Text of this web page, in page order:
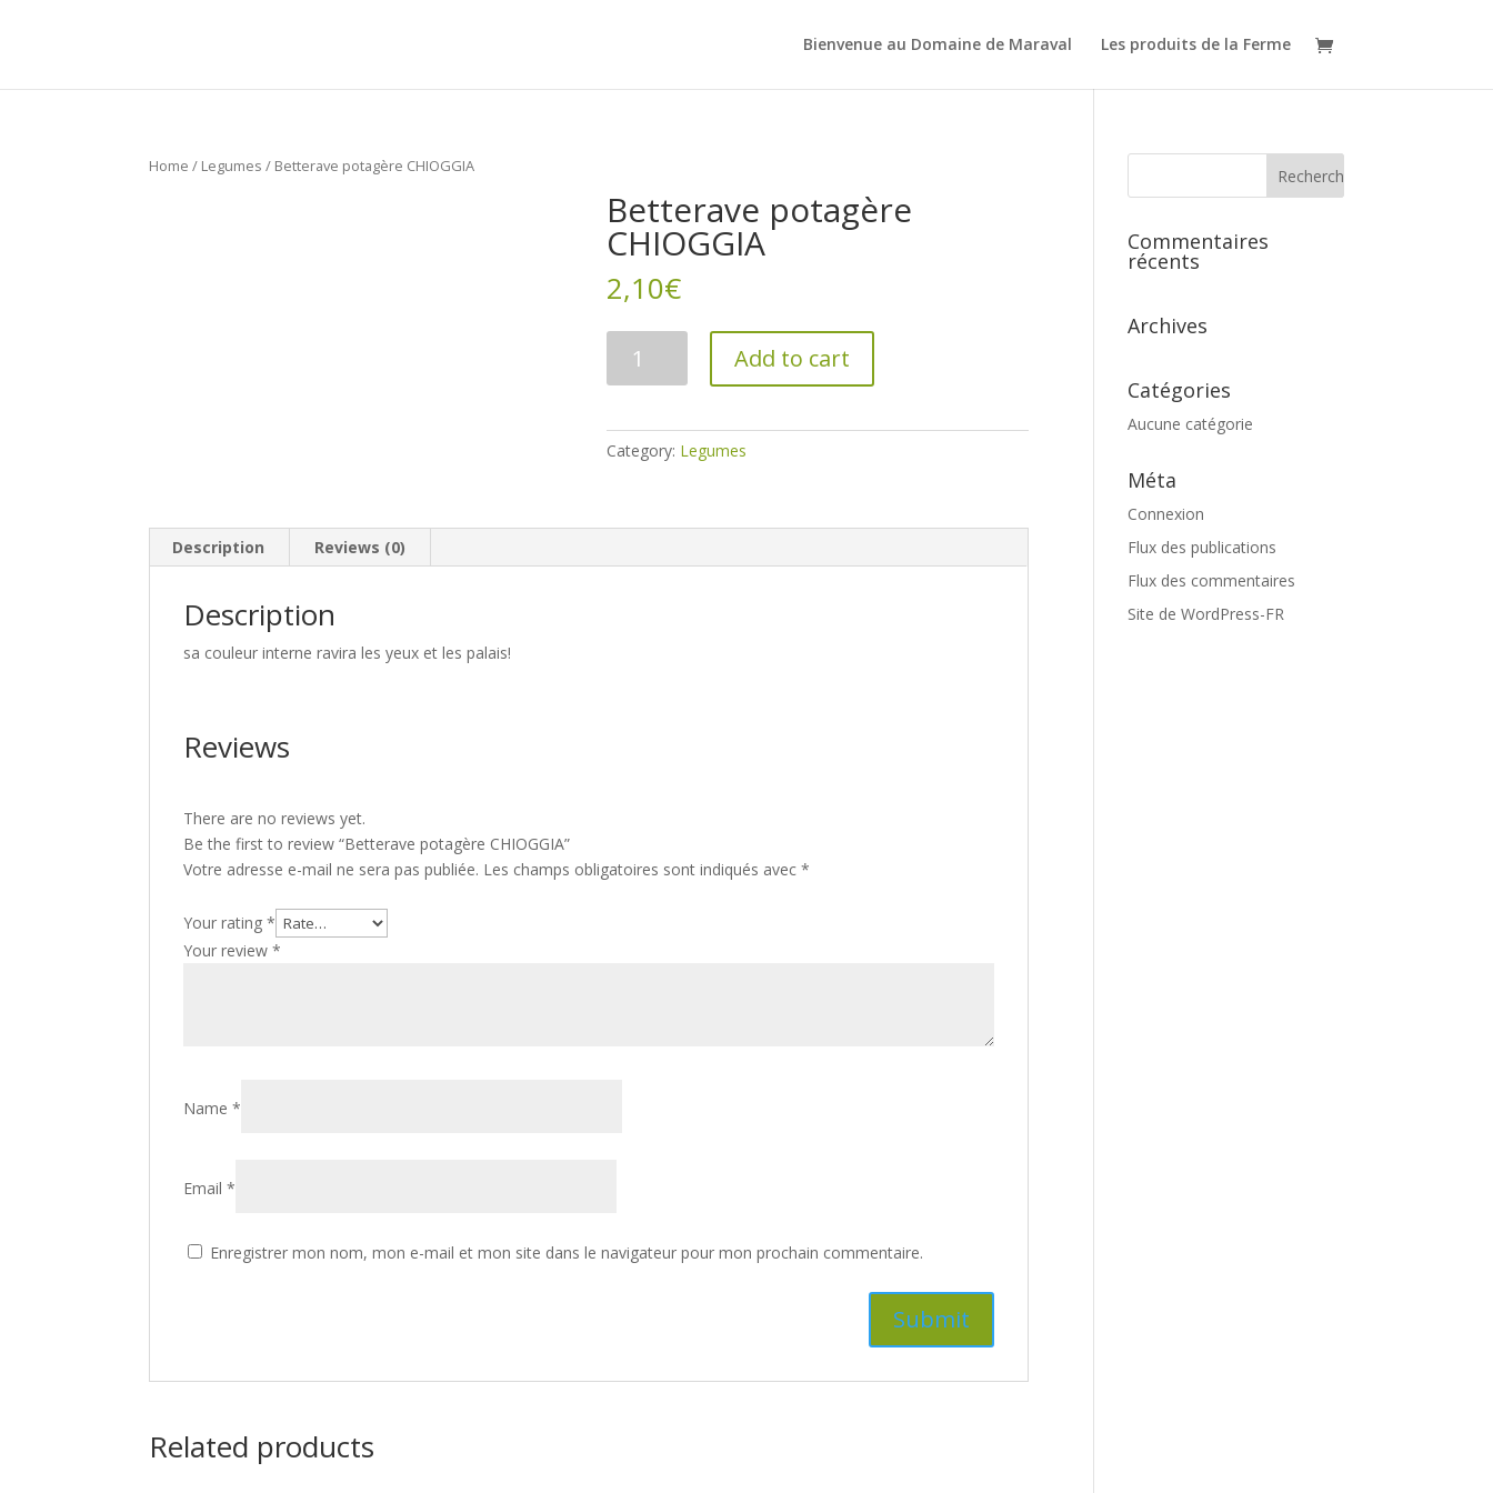
Bienvenue au Domaine de Maraval Les produits de la Ferme
Home / Legumes / Betterave potagère CHIOGGIA
Betterave potagère
CHIOGGIA
2,10€
potagère
Add to cart
Category: Legumes
Description Reviews (0)
Description
sa couleur interne ravira les yeux et les palais!
Reviews
There are no reviews yet.
Be the first to review “Betterave potagère CHIOGGIA”
Votre adresse e-mail ne sera pas publiée. Les champs obligatoires sont indiqués avec*
Your rating*
Your review*
Name*
Email*
Enregistrer mon nom, mon e-mail et mon site dans le navigateur pour mon prochain commentaire.
Related products
Commentaires
récents
Archives
Catégories
Aucune catégorie
Méta
Connexion
Flux des publications
Flux des commentaires
Site de WordPress-FR